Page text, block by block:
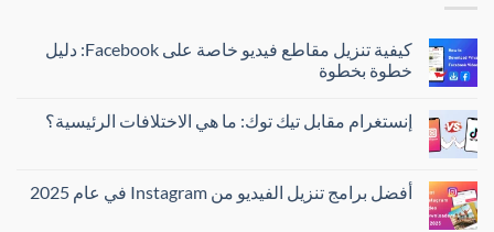
كيفية تنزيل مقاطع فيديو خاصة على Facebook: دليل
خطوة بخطوة
إنستغرام مقابل تيك توك: ما هي الاختلافات الرئيسية؟
أفضل برامج تنزيل الفيديو من Instagram في عام 2025